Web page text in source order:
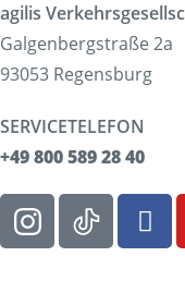
agilis
Galgenbergstraße 2a
93053 Regensburg
SERVICETELEFON
+49 800 589 28 40